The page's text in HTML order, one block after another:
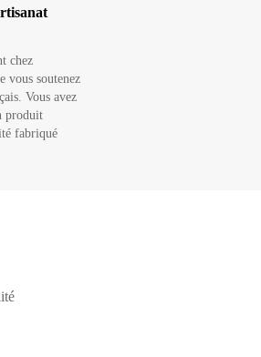
chez
vous soutenez
Vous avez
produit
fabriqué